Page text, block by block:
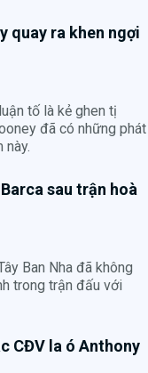
quay ra khen ngợi
tố là kẻ ghen tị
đã có những phát
này.
sau trận hoà
Ban Nha đã không
trong trận đấu với
CĐV la ó Anthony